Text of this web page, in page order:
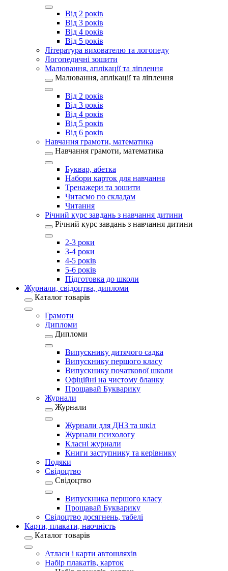
Від 2 років
Від 3 років
Від 4 років
Від 5 років
Література вихователю та логопеду
Логопедичні зошити
Малювання, аплікації та ліплення
Малювання, аплікації та ліплення
Від 2 років
Від 3 років
Від 4 років
Від 5 років
Від 6 років
Навчання грамоти, математика
Навчання грамоти, математика
Буквар, абетка
Набори карток для навчання
Тренажери та зошити
Читаємо по складам
Читання
Річний курс завдань з навчання дитини
Річний курс завдань з навчання дитини
2-3 роки
3-4 роки
4-5 років
5-6 років
Підготовка до школи
Журнали, свідоцтва, дипломи
Каталог товарів
Грамоти
Дипломи
Дипломи
Випускнику дитячого садка
Випускнику першого класу
Випускнику початкової школи
Офіційні на чистому бланку
Прощавай Букварику
Журнали
Журнали
Журнали для ДНЗ та шкіл
Журнали психологу
Класні журнали
Книги заступнику та керівнику
Подяки
Свідоцтво
Свідоцтво
Випускника першого класу
Прощавай Букварику
Свідоцтво досягнень, табелі
Карти, плакати, наочність
Каталог товарів
Атласи і карти автошляхів
Набір плакатів, карток